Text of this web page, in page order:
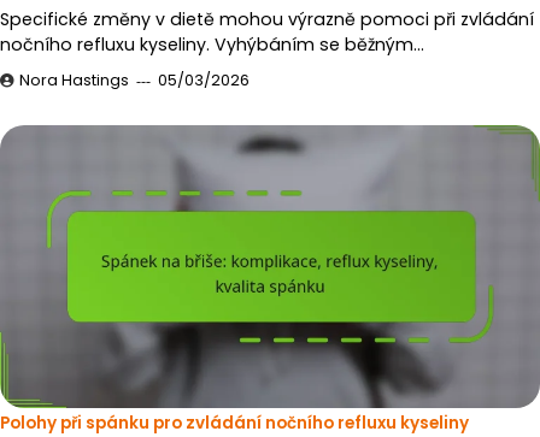
Specifické změny v dietě mohou výrazně pomoci při zvládání
nočního refluxu kyseliny. Vyhýbáním se běžným…
Nora Hastings 05/03/2026
Polohy při spánku pro zvládání nočního refluxu kyseliny